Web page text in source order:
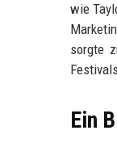
wie
sorgte
Ein